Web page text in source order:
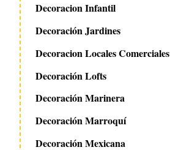
Decoracion Infantil
Decoración Jardines
Decoracion Locales Comerciales
Decoración Lofts
Decoración Marinera
Decoración Marroquí
Decoración Mexicana